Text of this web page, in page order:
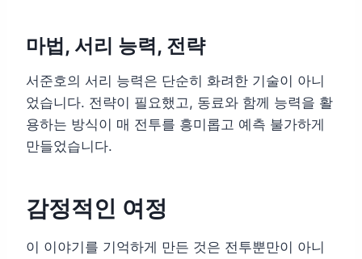
마법, 서리 능력, 전략
서준호의 서리 능력은 단순히 화려한 기술이 아니
었습니다. 전략이 필요했고, 동료와 함께 능력을 활
용하는 방식이 매 전투를 흥미롭고 예측 불가하게
만들었습니다.
감정적인 여정
이 이야기를 기억하게 만든 것은 전투뿐만이 아니